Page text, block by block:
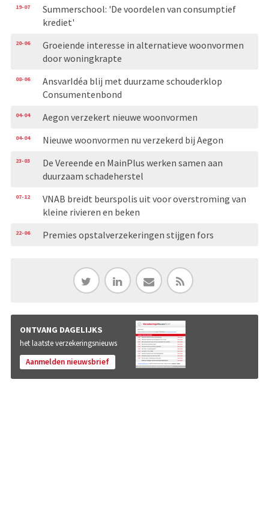
19-07
Summerschool: 'De voordelen van consumptief
krediet'
20-06
Groeiende interesse in alternatieve woonvormen
door woningkrapte
08-06
AnsvarIdéa blij met duurzame schouderklop
Consumentenbond
04-04 Aegon verzekert nieuwe woonvormen
04-04 Nieuwe woonvormen nu verzekerd bij Aegon
23-03
De Vereende en MainPlus werken samen aan
duurzaam schadeherstel
07-12
VNAB breidt beurspolis uit voor overstroming van
kleine rivieren en beken
22-06 Premies opstalverzekeringen stijgen fors
ONTVANG DAGELIJKS
het laatste verzekeringsnieuws
Aanmelden nieuwsbrief